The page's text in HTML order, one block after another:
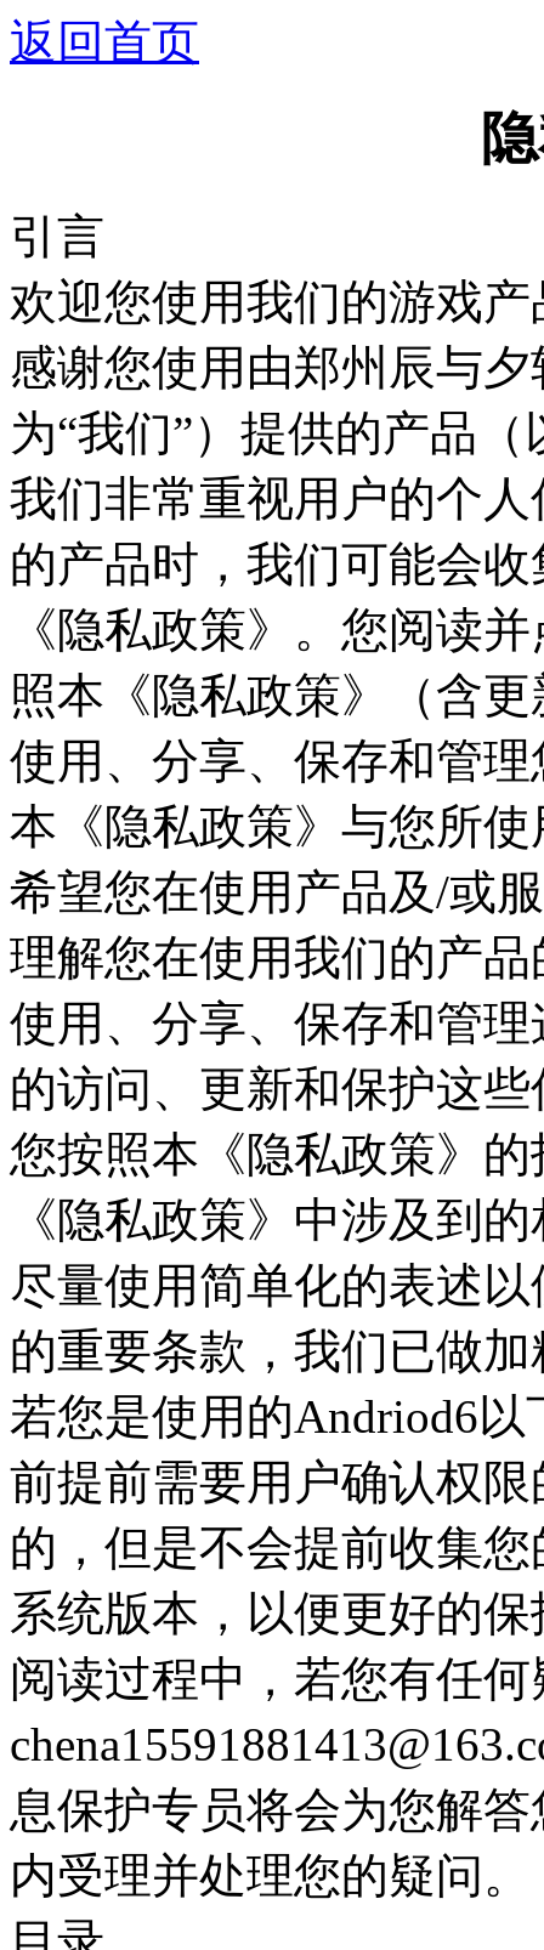
返回首页
引言
欢迎您使用我们的游戏
感谢您使用由郑州辰与
为“我们”）提供的产品
我们非常重视用户的个
的产品时，我们可能会
《隐私政策》。您阅读
照本《隐私政策》（含
使用、分享、保存和管
本《隐私政策》与您所
希望您在使用产品及/或
理解您在使用我们的产
使用、分享、保存和管
的访问、更新和保护这
您按照本《隐私政策》
《隐私政策》中涉及到
尽量使用简单化的表述
的重要条款，我们已做
若您是使用的Andriod6
前提前需要用户确认权
的，但是不会提前收集
系统版本，以便更好的
阅读过程中，若您有任
息保护专员将会为您解
内受理并处理您的疑问。